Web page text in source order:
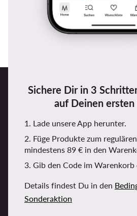
Sichere Dir in 3
auf Deinen ersten
1. Lade unsere App herunter.
2. Füge Produkte zum
mindestens 89 € in den
3. Gib den Code im Warenkorb
Details findest Du in den
Sonderaktion